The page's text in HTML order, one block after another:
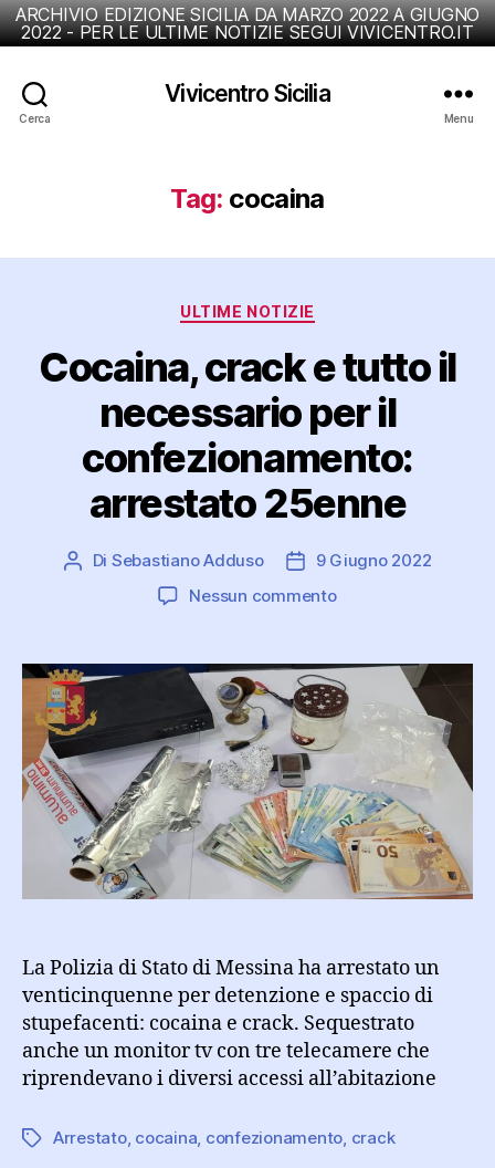
ARCHIVIO EDIZIONE SICILIA DA MARZO 2022 A GIUGNO
2022 - PER LE ULTIME NOTIZIE SEGUI VIVICENTRO.IT
Cerca
Vivicentro Sicilia
Menu
Tag: cocaina
Categorie
ULTIME NOTIZIE
Cocaina, crack e tutto il
necessario per il
confezionamento:
arrestato 25enne
Autore
Di Sebastiano Adduso
Data9 Giugno 2022
Nessun commentosu
e
tutto
il
necessario
il
confezionamento:
arrestato
25enne
La Polizia di Stato di Messina ha arrestato un
venticinquenne per detenzione e spaccio di
stupefacenti: cocaina e crack. Sequestrato
anche un monitor tv con tre telecamere che
riprendevano i diversi accessi all’abitazione
Tag Arrestato, cocaina, confezionamento, crack